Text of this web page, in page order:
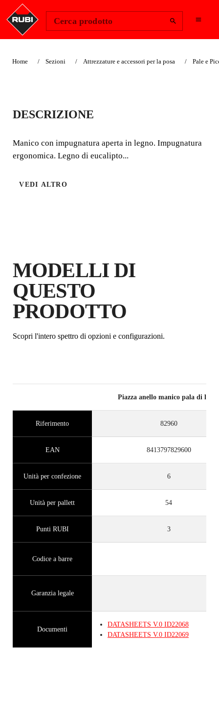
Cerca prodotto
Home Sezioni Attrezzature e accessori per la posa Pale e
PALA QUADRATA
MANICO CON
IMPUGNATURA
APERTA IN LEGNO
Manico con impugnatura aperta in legno. Impugnatura
MANICO A Y
PALETTA
REGISTRANDO QUESTO
PRODOTTO NEL RUBI CLUB
FINO A 3PUNTI
GARANZIA GRATUITA
DESCRIZIONE
Manico con impugnatura aperta in legno. Impugnatura
ergonomica. Legno di eucalipto...
VEDI ALTRO
MODELLI DI
QUESTO
PRODOTTO
Scopri l'intero spettro di opzioni e configurazioni.
Piazza anello manico pala di
Riferimento 82960
EAN 8413797829600
Unità per confezione 6
Unità per pallett 54
Punti RUBI 3
Codice a barre
Garanzia legale
Documenti
DATASHEETS V.0 ID22068
DATASHEETS V.0 ID22069